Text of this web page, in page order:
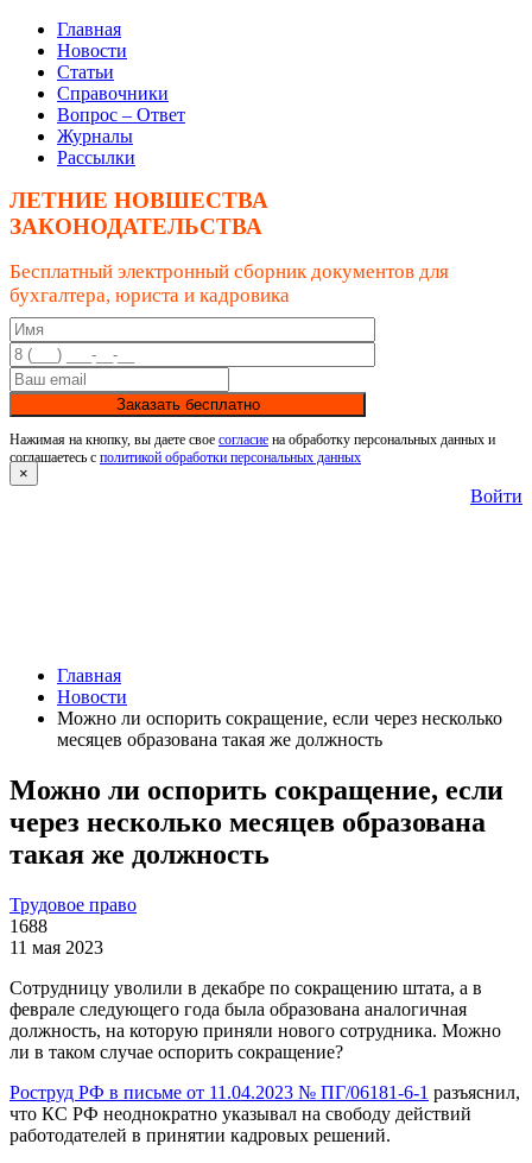
Главная
Новости
Статьи
Справочники
Вопрос – Ответ
Журналы
Рассылки
ЛЕТНИЕ НОВШЕСТВА
ЗАКОНОДАТЕЛЬСТВА
Бесплатный электронный сборник документов для
бухгалтера, юриста и кадровика
Заказать бесплатно
Нажимая на кнопку, вы даете свое согласие на обработку персональных данных и
соглашаетесь с политикой обработки персональных данных
×
Войти
Главная
Новости
Можно ли оспорить сокращение, если через несколько
месяцев образована такая же должность
Можно ли оспорить сокращение, если
через несколько месяцев образована
такая же должность
Трудовое право
1688
11 мая 2023
Сотрудницу уволили в декабре по сокращению штата, а в
феврале следующего года была образована аналогичная
должность, на которую приняли нового сотрудника. Можно
ли в таком случае оспорить сокращение?
Роструд РФ в письме от 11.04.2023 № ПГ/06181-6-1 разъяснил,
что КС РФ неоднократно указывал на свободу действий
работодателей в принятии кадровых решений.